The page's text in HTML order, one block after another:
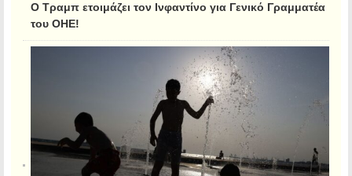
Ο Τραμπ ετοιμάζει τον Ινφαντίνο για Γενικό Γραμματέα
του ΟΗΕ!